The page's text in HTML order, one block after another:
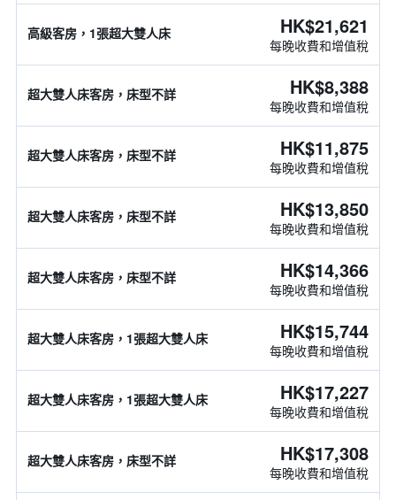
高級客房，1張超大雙人床 HK$21,621
每晚收費和增值稅
超大雙人床客房，床型不詳 HK$8,388
每晚收費和增值稅
超大雙人床客房，床型不詳 HK$11,875
每晚收費和增值稅
超大雙人床客房，床型不詳 HK$13,850
每晚收費和增值稅
超大雙人床客房，床型不詳 HK$14,366
每晚收費和增值稅
超大雙人床客房，1張超大雙人床 HK$15,744
每晚收費和增值稅
超大雙人床客房，1張超大雙人床 HK$17,227
每晚收費和增值稅
超大雙人床客房，床型不詳 HK$17,308
每晚收費和增值稅